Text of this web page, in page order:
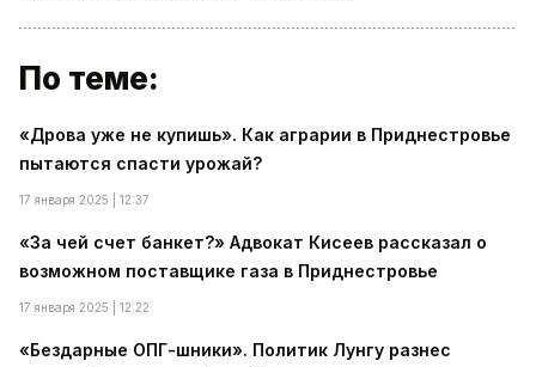
По теме:
«Дрова уже не купишь». Как аграрии в Приднестровье
пытаются спасти урожай?
17 января 2025 | 12:37
«За чей счет банкет?» Адвокат Кисеев рассказал о
возможном поставщике газа в Приднестровье
17 января 2025 | 12:22
«Бездарные ОПГ-шники». Политик Лунгу разнес